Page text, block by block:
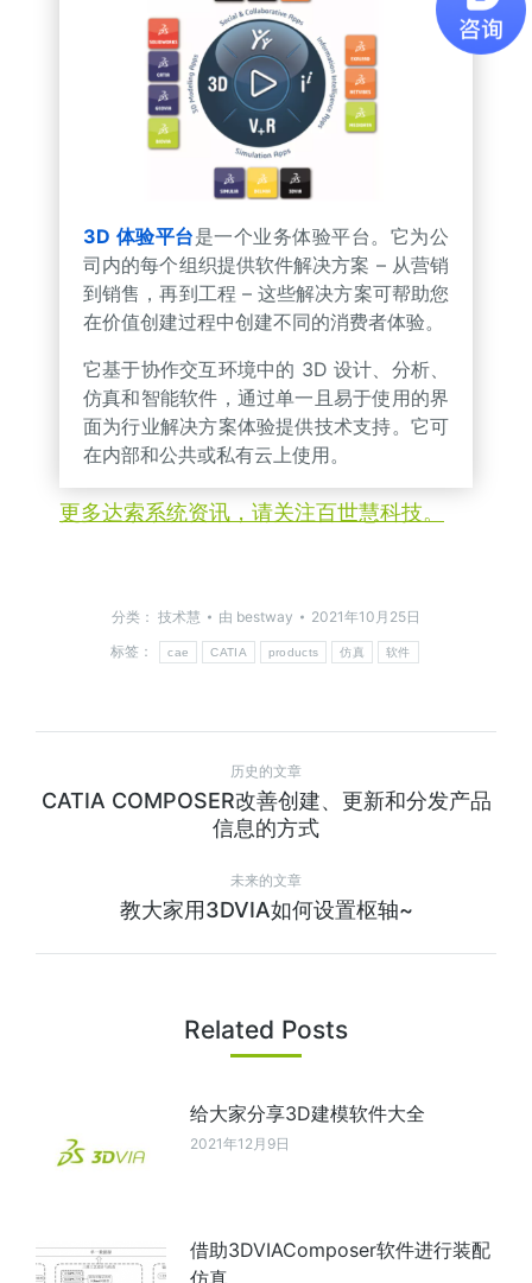
3D 体验平台是一个业务体验平台。它为公
司内的每个组织提供软件解决方案 – 从营销
到销售，再到工程 – 这些解决方案可帮助您
在价值创建过程中创建不同的消费者体验。
它基于协作交互环境中的 3D 设计、分析、
仿真和智能软件，通过单一且易于使用的界
面为行业解决方案体验提供技术支持。它可
在内部和公共或私有云上使用。
更多达索系统资讯，请关注百世慧科技。
分类： 技术慧 由 bestway
2021年10月25日
标签：
cae CATIA products 仿真 软件
历史的文章
CATIA COMPOSER改善创建、更新和分发产品
信息的方式
未来的文章
教大家用3DVIA如何设置枢轴~
Related Posts
给大家分享3D建模软件大全
2021年12月9日
借助3DVIAComposer软件进行装配
仿真